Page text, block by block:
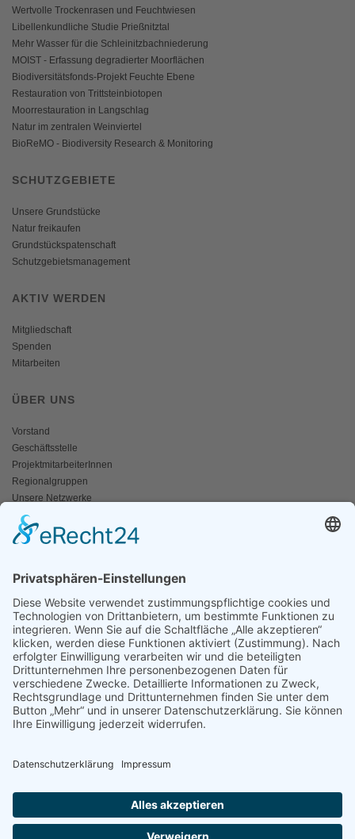
Wertvolle Trockenrasen und Feuchtwiesen
Libellenkundliche Studie Prießnitztal
Mehr Wasser für die Schleinitzbachniederung
MOIST - Erfassung degradierter Moorflächen
Biodiversitätsfonds-Projekt Feuchte Ebene
Restauration von Trittsteinbiotopen
Moorrestauration in Langschlag
Natur im zentralen Weinviertel
BioReMO - Biodiversity Research & Monitoring
SCHUTZGEBIETE
Unsere Grundstücke
Natur freikaufen
Grundstückspatenschaft
Schutzgebietsmanagement
AKTIV WERDEN
Mitgliedschaft
Spenden
Mitarbeiten
ÜBER UNS
Vorstand
Geschäftsstelle
ProjektmitarbeiterInnen
Regionalgruppen
Unsere Netzwerke
Historisches
Impressum/Kontakt
Naturschutz bunt
Broschüren und Folder
Presseaussendungen
Newsletter
Fotos und Videos
ANWALT DER NATUR
Erneuerbare Energien
Der Biber